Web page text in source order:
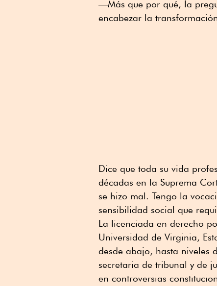
—Más que por qué, la
encabezar la
Dice que toda su vida
décadas en la Suprema
se hizo mal. Tengo la
sensibilidad social que
La licenciada en derecho
Universidad de Virginia,
desde abajo, hasta niveles
secretaria de tribunal y de
en controversias